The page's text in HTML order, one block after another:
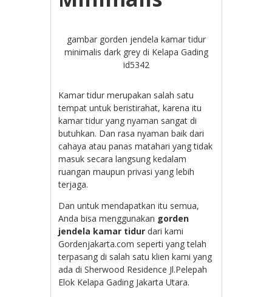
gambar gorden jendela kamar tidur
minimalis dark grey di Kelapa Gading
id5342
Kamar tidur merupakan salah satu
tempat untuk beristirahat, karena itu
kamar tidur yang nyaman sangat di
butuhkan. Dan rasa nyaman baik dari
cahaya atau panas matahari yang tidak
masuk secara langsung kedalam
ruangan maupun privasi yang lebih
terjaga.
Dan untuk mendapatkan itu semua,
Anda bisa menggunakan gorden
jendela kamar tidur dari kami
Gordenjakarta.com seperti yang telah
terpasang di salah satu klien kami yang
ada diSherwood Residence Jl.Pelepah
Elok Kelapa Gading Jakarta Utara.